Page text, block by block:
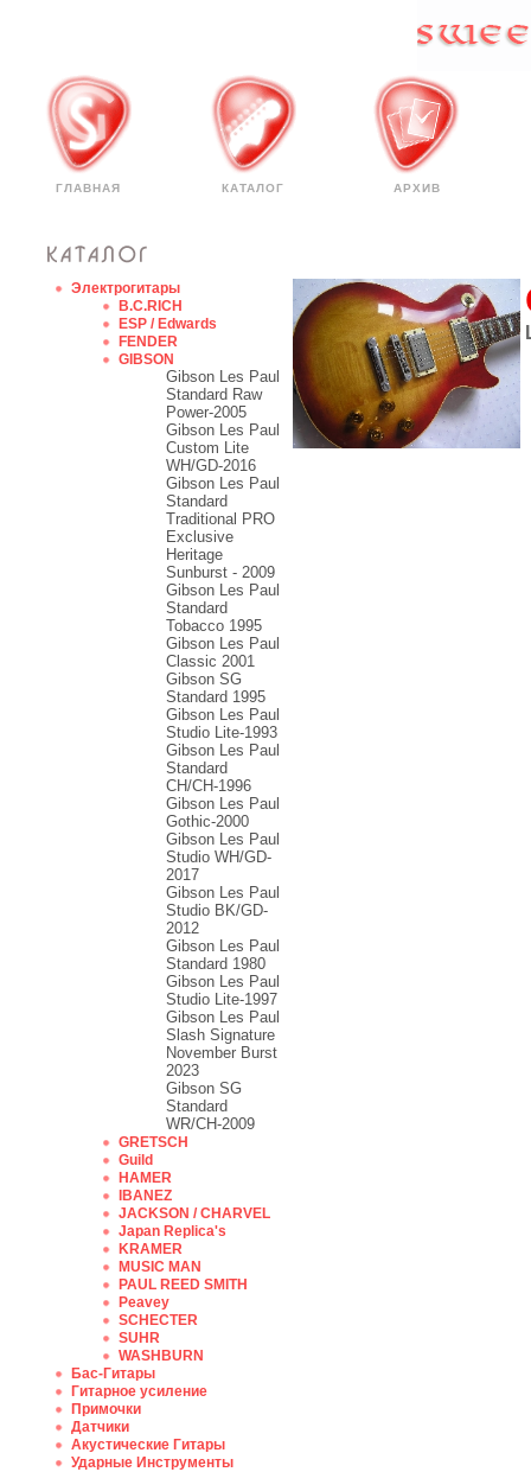
ГЛАВНАЯ КАТАЛОГ АРХИВ
Электрогитары
B.C.RICH
ESP / Edwards
FENDER
GIBSON
Gibson Les Paul
Standard Raw
Power-2005
Gibson Les Paul
Custom Lite
WH/GD-2016
Gibson Les Paul
Standard
Traditional PRO
Exclusive
Heritage
Sunburst - 2009
Gibson Les Paul
Standard
Tobacco 1995
Gibson Les Paul
Classic 2001
Gibson SG
Standard 1995
Gibson Les Paul
Studio Lite-1993
Gibson Les Paul
Standard
CH/CH-1996
Gibson Les Paul
Gothic-2000
Gibson Les Paul
Studio WH/GD-
2017
Gibson Les Paul
Studio BK/GD-
2012
Gibson Les Paul
Standard 1980
Gibson Les Paul
Studio Lite-1997
Gibson Les Paul
Slash Signature
November Burst
2023
Gibson SG
Standard
WR/CH-2009
GRETSCH
Guild
HAMER
IBANEZ
JACKSON / CHARVEL
Japan Replica's
KRAMER
MUSIC MAN
PAUL REED SMITH
Peavey
SCHECTER
SUHR
WASHBURN
Бас-Гитары
Гитарное усиление
Примочки
Датчики
Акустические Гитары
Ударные Инструменты